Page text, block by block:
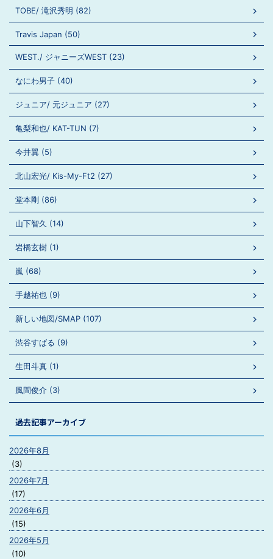
TOBE/ 滝沢秀明 (82)
Travis Japan (50)
WEST./ ジャニーズWEST (23)
なにわ男子 (40)
ジュニア/ 元ジュニア (27)
亀梨和也/ KAT-TUN (7)
今井翼 (5)
北山宏光/ Kis-My-Ft2 (27)
堂本剛 (86)
山下智久 (14)
岩橋玄樹 (1)
嵐 (68)
手越祐也 (9)
新しい地図/SMAP (107)
渋谷すばる (9)
生田斗真 (1)
風間俊介 (3)
過去記事アーカイブ
2026年8月
(3)
2026年7月
(17)
2026年6月
(15)
2026年5月
(10)